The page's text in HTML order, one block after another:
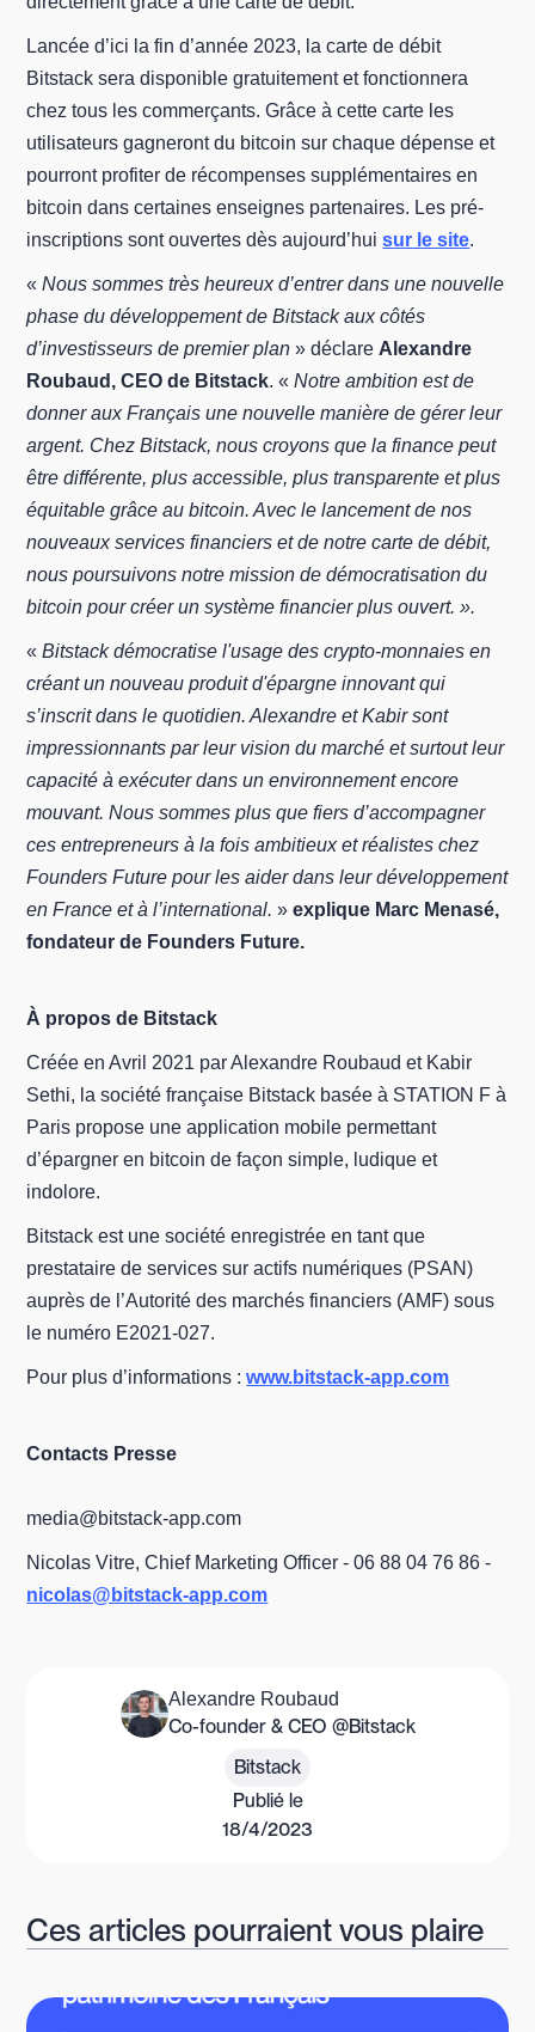
Lancée d’ici la fin d’année 2023, la carte de débit
Bitstack sera disponible gratuitement et fonctionnera
chez tous les commerçants. Grâce à cette carte les
utilisateurs gagneront du bitcoin sur chaque dépense et
pourront profiter de récompenses supplémentaires en
bitcoin dans certaines enseignes partenaires. Les pré-
inscriptions sont ouvertes dès aujourd’huisur le site.
«Nous sommes très heureux d’entrer dans une nouvelle
phase du développement de Bitstack aux côtés
d’investisseurs de premier plan» déclare Alexandre
Roubaud, CEO de Bitstack. «Notre ambition est de
donner aux Français une nouvelle manière de gérer leur
argent. Chez Bitstack, nous croyons que la finance peut
être différente, plus accessible, plus transparente et plus
équitable grâce au bitcoin. Avec le lancement de nos
nouveaux services financiers et de notre carte de débit,
nous poursuivons notre mission de démocratisation du
bitcoin pour créer un système financier plus ouvert. ».
«Bitstack démocratise l'usage des crypto-monnaies en
créant un nouveau produit d'épargne innovant qui
s’inscrit dans le quotidien. Alexandre et Kabir sont
impressionnants par leur vision du marché et surtout leur
capacité à exécuter dans un environnement encore
mouvant. Nous sommes plus que fiers d’accompagner
ces entrepreneurs à la fois ambitieux et réalistes chez
Founders Future pour les aider dans leur développement
en France et à l’international. »explique Marc Menasé,
fondateur de Founders Future.
À propos de Bitstack
Créée en Avril 2021 par Alexandre Roubaud et Kabir
Sethi, la société française Bitstack basée à STATION F à
Paris propose une application mobile permettant
d’épargner en bitcoin de façon simple, ludique et
indolore.
Bitstack est une société enregistrée en tant que
prestataire de services sur actifs numériques (PSAN)
auprès de l’Autorité des marchés financiers (AMF) sous
le numéro E2021-027.
Pour plus d’informations :www.bitstack-app.com
Contacts Presse
media@bitstack-app.com
Nicolas Vitre, Chief Marketing Officer - 06 88 04 76 86 -
nicolas@bitstack-app.com
Alexandre Roubaud
Co-founder & CEO @Bitstack
Bitstack
Publié le
18/4/2023
Ces articles pourraient vous plaire